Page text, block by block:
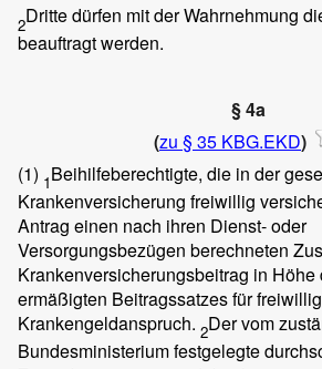
2Dritte dürfen mit der Wahrnehmung
beauftragt werden.
§ 4a
(zu § 35 KBG.EKD)
(1) 1Beihilfeberechtigte, die in der
Krankenversicherung freiwillig
Antrag einen nach ihren Dienst- oder
Versorgungsbezügen berechneten
Krankenversicherungsbeitrag in Höhe
ermäßigten Beitragssatzes für
Krankengeldanspruch. 2Der vom
Bundesministerium festgelegte